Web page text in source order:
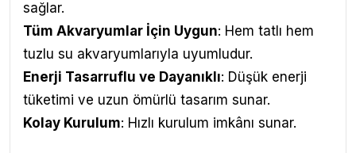
sağlar.
Tüm Akvaryumlar İçin Uygun: Hem tatlı hem
tuzlu su akvaryumlarıyla uyumludur.
Enerji Tasarruflu ve Dayanıklı: Düşük enerji
tüketimi ve uzun ömürlü tasarım sunar.
Kolay Kurulum: Hızlı kurulum imkânı sunar.